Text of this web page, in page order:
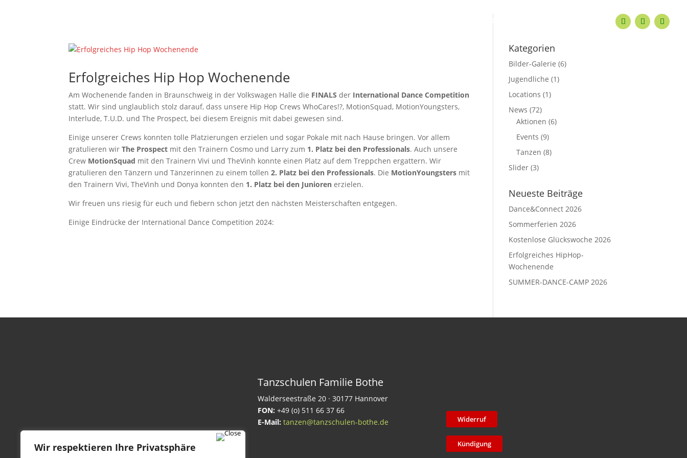
Wir respektieren Ihre Privatsphäre
KONTAKT
Erfolgreiches Hip Hop Wochenende
Am Wochenende fanden in Braunschweig in der Volkswagen Halle die FINALS der International Dance Competition
statt. Wir sind unglaublich stolz darauf, dass unsere Hip Hop Crews WhoCares!?, MotionSquad, MotionYoungsters,
Interlude, T.U.D. und The Prospect, bei diesem Ereignis mit dabei gewesen sind.
Einige unserer Crews konnten tolle Platzierungen erzielen und sogar Pokale mit nach Hause bringen. Vor allem
gratulieren wirThe Prospect mit den Trainern Cosmo und Larry zum 1. Platz bei den Professionals. Auch unsere
Crew MotionSquad mit den Trainern Vivi und TheVinh konnte einen Platz auf dem Treppchen ergattern. Wir
gratulieren den Tänzern und Tänzerinnen zu einem tollen 2. Platz bei den Professionals. Die MotionYoungsters mit
den Trainern Vivi, TheVinh und Donya konnten den 1. Platz bei den Junioren erzielen.
Wir freuen uns riesig für euch und fiebern schon jetzt den nächsten Meisterschaften entgegen.
Einige Eindrücke der International Dance Competition 2024:
Kategorien
Bilder-Galerie (6)
Jugendliche (1)
Locations (1)
News (72)
Aktionen (6)
Events (9)
Tanzen (8)
Slider(3)
Neueste Beiträge
Dance&Connect 2026
Sommerferien 2026
Kostenlose Glückswoche 2026
Erfolgreiches HipHop-
Wochenende
SUMMER-DANCE-CAMP 2026
Tanzschulen Familie Bothe
Walderseestraße 20 · 30177 Hannover
FON: +49 (o) 511 66 37 66
E-Mail: tanzen@tanzschulen-bothe.de Widerruf
Kündigung